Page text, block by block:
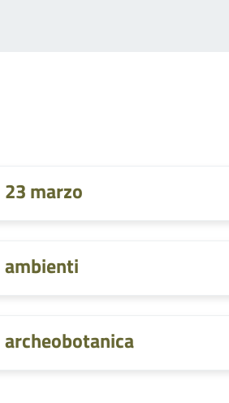
23 marzo
ambienti
archeobotanica